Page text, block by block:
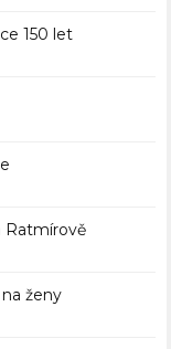
150 let
Ratmírově
ženy